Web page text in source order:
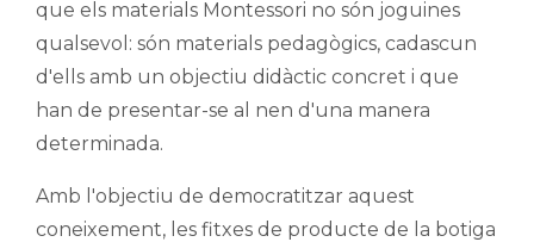
que els materials Montessori no són joguines
qualsevol: són materials pedagògics, cadascun
d'ells amb un objectiu didàctic concret i que
han de presentar-se al nen d'una manera
determinada.
Amb l'objectiu de democratitzar aquest
coneixement, les fitxes de producte de la botiga